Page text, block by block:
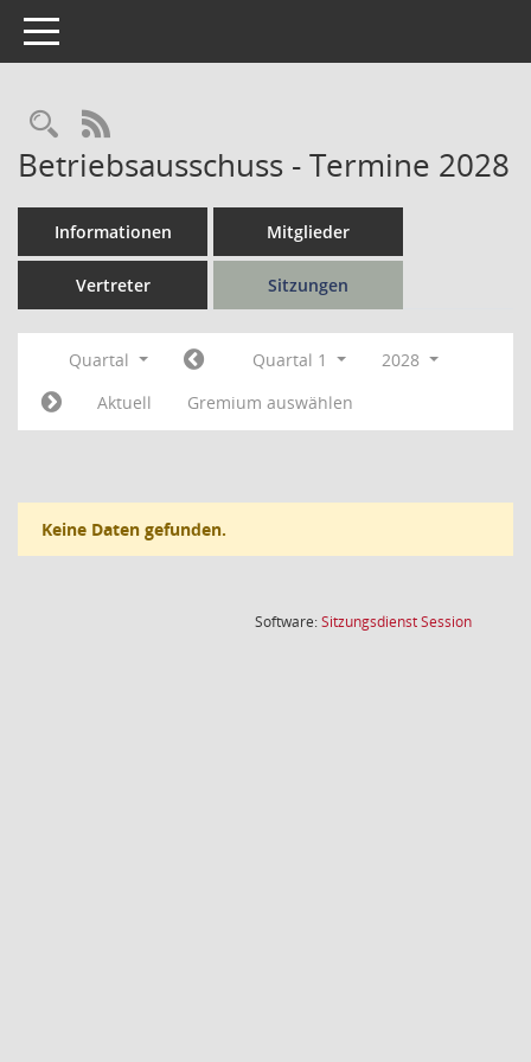
Toggle navigation
Rechercheauswahl
RSS-Feed
Betriebsausschuss - Termine 2028
Informationen Mitglieder
Vertreter Sitzungen
Quartal Quartal 1
2028
Aktuell
Gremium auswählen
Keine Daten gefunden.
Software:SitzungsdienstSession(Wird in